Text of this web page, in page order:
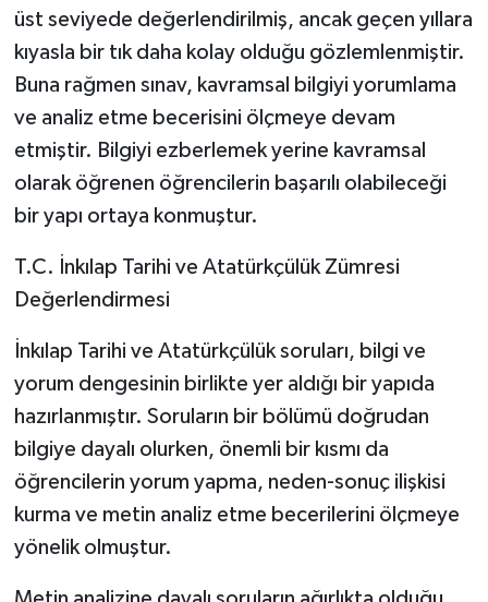
üst seviyede değerlendirilmiş, ancak geçen yıllara
kıyasla bir tık daha kolay olduğu gözlemlenmiştir.
Buna rağmen sınav, kavramsal bilgiyi yorumlama
ve analiz etme becerisini ölçmeye devam
etmiştir. Bilgiyi ezberlemek yerine kavramsal
olarak öğrenen öğrencilerin başarılı olabileceği
bir yapı ortaya konmuştur.
T.C. İnkılap Tarihi ve Atatürkçülük Zümresi
Değerlendirmesi
İnkılap Tarihi ve Atatürkçülük soruları, bilgi ve
yorum dengesinin birlikte yer aldığı bir yapıda
hazırlanmıştır. Soruların bir bölümü doğrudan
bilgiye dayalı olurken, önemli bir kısmı da
öğrencilerin yorum yapma, neden-sonuç ilişkisi
kurma ve metin analiz etme becerilerini ölçmeye
yönelik olmuştur.